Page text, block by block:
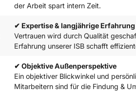
der Arbeit spart intern Zeit.
✔ Expertise & langjährige Erfahrung
Vertrauen wird durch Qualität
Erfahrung unserer ISB schafft
✔ Objektive Außenperspektive
Ein objektiver Blickwinkel und
Mitarbeitern sind für die Findung &